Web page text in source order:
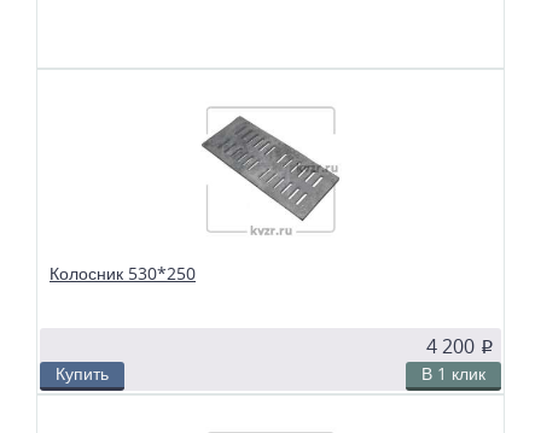
Колосники чугунные 530*250 ТМ-2-1-35 применяются в слоевых топках
твердотопливных водогрейных и паровых котлов. Чтобы поддерживать в
топке устойчивый слой горящего топлива, дров, угля или брикетов, из
колосников собираются колосниковые решетки.
Колосник 530*250
4 200 p
Купить В 1 клик